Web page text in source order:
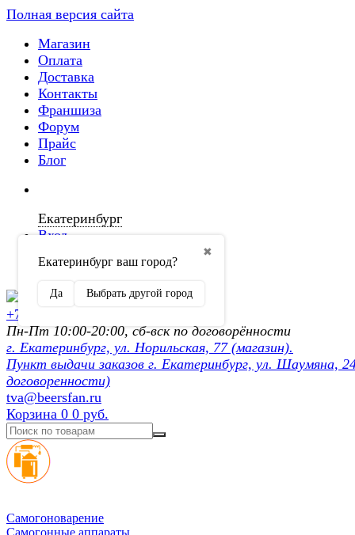
Полная версия сайта
Магазин
Оплата
Доставка
Контакты
Франшиза
Форум
Прайс
Блог
Екатеринбург
✖
Екатеринбург ваш город?
Да Выбрать другой город
Вход
Регистрация
+7 (902) 872-54-70
Пн-Пт 10:00-20:00, сб-вск по договорённости
г. Екатеринбург, ул. Норильская, 77 (магазин).
Пункт выдачи заказов г. Екатеринбург, ул. Шаумяна,
договоренности)
tva@beersfan.ru
Корзина 0 0 руб.
Cамогоноварение
Самогонные аппараты